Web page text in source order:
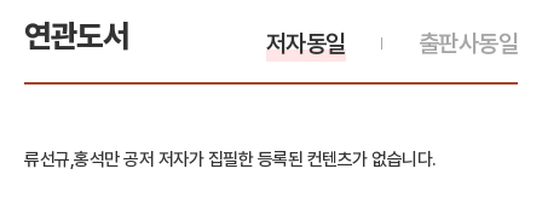
연관도서 출판사동일
저자동일
류선규,홍석만 공저 저자가 집필한 등록된 컨텐츠가 없습니다.